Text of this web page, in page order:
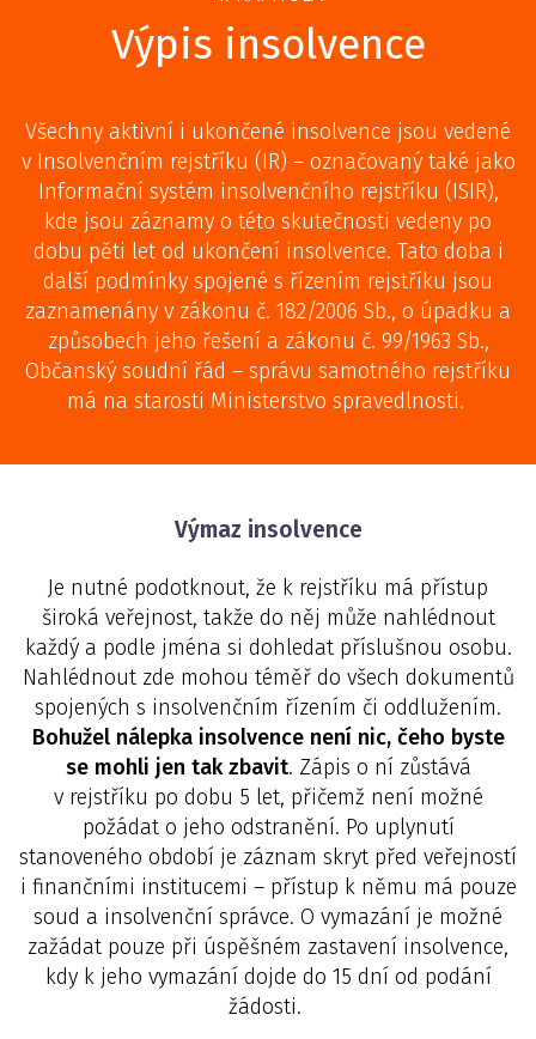
Výpis insolvence
Všechny aktivní i ukončené insolvence jsou vedené
v Insolvenčním rejstříku (IR) – označovaný také jako
Informační systém insolvenčního rejstříku (ISIR),
kde jsou záznamy o této skutečnosti vedeny po
dobu pěti let od ukončení insolvence. Tato doba i
další podmínky spojené s řízením rejstříku jsou
zaznamenány v zákonu č. 182/2006 Sb., o úpadku a
způsobech jeho řešení a zákonu č. 99/1963 Sb.,
Občanský soudní řád – správu samotného rejstříku
má na starosti Ministerstvo spravedlnosti.
Výmaz insolvence
Je nutné podotknout, že k rejstříku má přístup
široká veřejnost, takže do něj může nahlédnout
každý a podle jména si dohledat příslušnou osobu.
Nahlédnout zde mohou téměř do všech dokumentů
spojených s insolvenčním řízením či oddlužením.
Bohužel nálepka insolvence není nic, čeho byste
se mohli jen tak zbavit. Zápis o ní zůstává
v rejstříku po dobu 5 let, přičemž není možné
požádat o jeho odstranění. Po uplynutí
stanoveného období je záznam skryt před veřejností
i finančními institucemi – přístup k němu má pouze
soud a insolvenční správce. O vymazání je možné
zažádat pouze při úspěšném zastavení insolvence,
kdy k jeho vymazání dojde do 15 dní od podání
žádosti.